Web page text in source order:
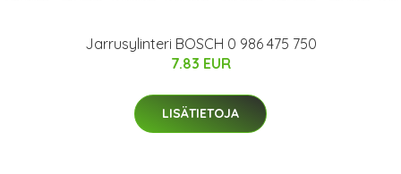
Jarrusylinteri BOSCH 0 986 475 750
7.83 EUR
LISÄTIETOJA